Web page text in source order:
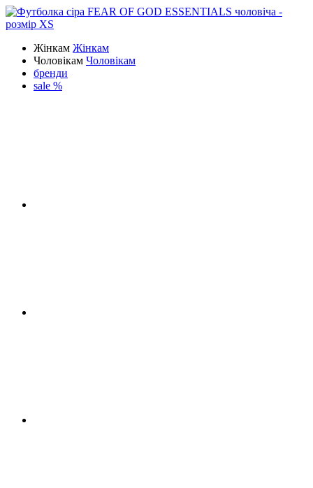
Жінкам Жінкам
Чоловікам Чоловікам
бренди
sale %